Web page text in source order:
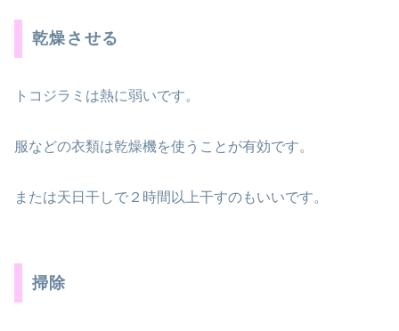
乾燥させる
トコジラミは熱に弱いです。
服などの衣類は乾燥機を使うことが有効です。
または天日干しで２時間以上干すのもいいです。
掃除